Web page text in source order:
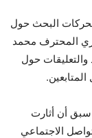
البحث حول
المحترف محمد
والتعليقات حول
أن أثارت
الاجتماعي